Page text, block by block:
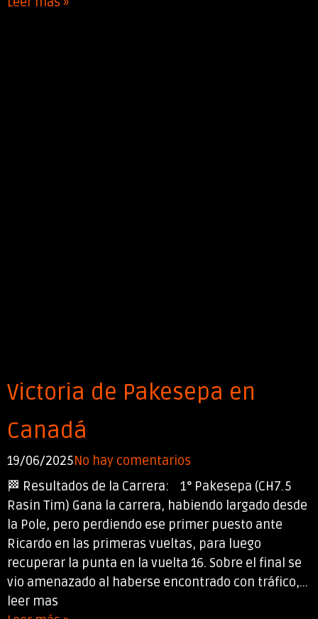
Victoria de Pakesepa en
Canadá
19/06/2025No hay comentarios
🏁 Resultados de la Carrera: 1° Pakesepa (CH7.5
Rasin Tim) Gana la carrera, habiendo largado desde
la Pole, pero perdiendo ese primer puesto ante
Ricardo en las primeras vueltas, para luego
recuperar la punta en la vuelta 16. Sobre el final se
vio amenazado al haberse encontrado con tráfico,...
leer mas